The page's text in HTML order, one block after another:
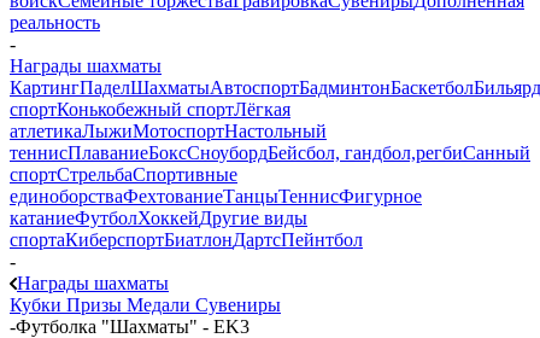
реальность
-
Награды шахматы
КартингПаделШахматыАвтоспортБадминтонБаскетболБильярд
спортКонькобежный спортЛёгкая
атлетикаЛыжиМотоспортНастольный
теннисПлаваниеБоксСноубордБейсбол, гандбол,регбиСанный
спортСтрельбаСпортивные
единоборстваФехтованиеТанцыТеннисФигурное
катаниеФутболХоккейДругие виды
спортаКиберспортБиатлонДартсПейнтбол
-
Награды шахматы
Кубки Призы Медали Сувениры
-Футболка "Шахматы" - EK3